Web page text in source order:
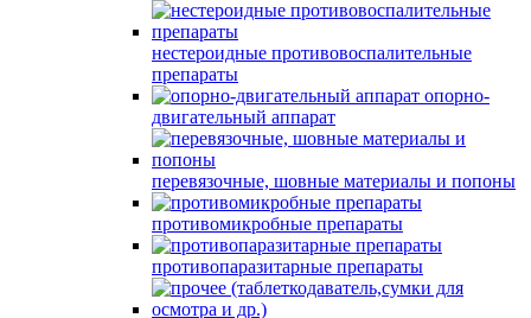
нестероидные противовоспалительные
препараты
опорно-
двигательный аппарат
перевязочные, шовные материалы и попоны
противомикробные препараты
противопаразитарные препараты